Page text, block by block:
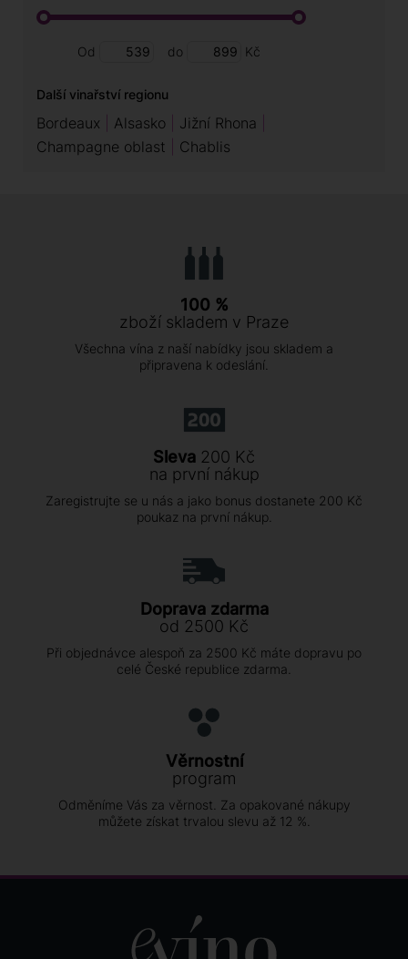
také významnou oblastí pro červená vína. Zde se
Corton. Červená vína z Côte de Beaune jsou obvykle
elegantní a jemná, s tóny červeného ovoce, koření a
subtilními tříslovinami.
Od do Kč
Další vinařství regionu
Bordeaux Alsasko
Jižní Rhona
Champagne oblast
Chablis
100 %
zboží skladem v Praze
Všechna vína z naší nabídky jsou skladem a
připravena k odeslání.
Sleva 200 Kč
na první nákup
Zaregistrujte se u nás a jako bonus dostanete 200 Kč
poukaz na první nákup.
Doprava zdarma
od 2500 Kč
Při objednávce alespoň za 2500 Kč máte dopravu po
celé České republice zdarma.
Věrnostní
program
Odměníme Vás za věrnost. Za opakované nákupy
můžete získat trvalou slevu až 12 %.